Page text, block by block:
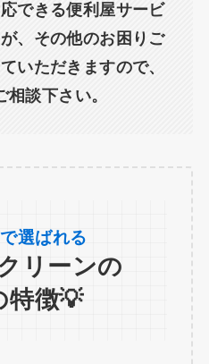
できる便利屋サービ
、その他のお困りご
いただきますので、
談下さい。
選ばれる
リーンの
特徴💡